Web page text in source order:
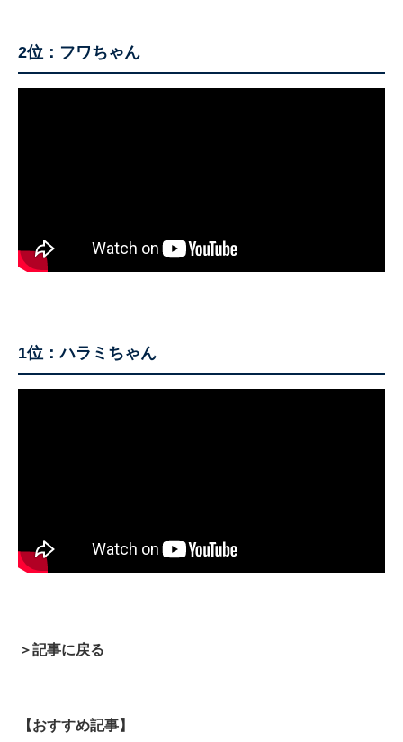
2位：フワちゃん
1位：ハラミちゃん
＞記事に戻る
【おすすめ記事】